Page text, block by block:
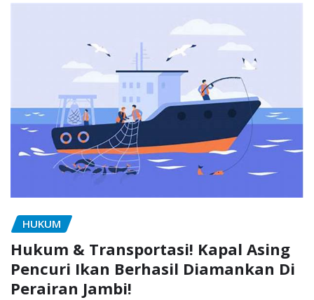
HUKUM
Hukum & Transportasi! Kapal Asing
Pencuri Ikan Berhasil Diamankan Di
Perairan Jambi!